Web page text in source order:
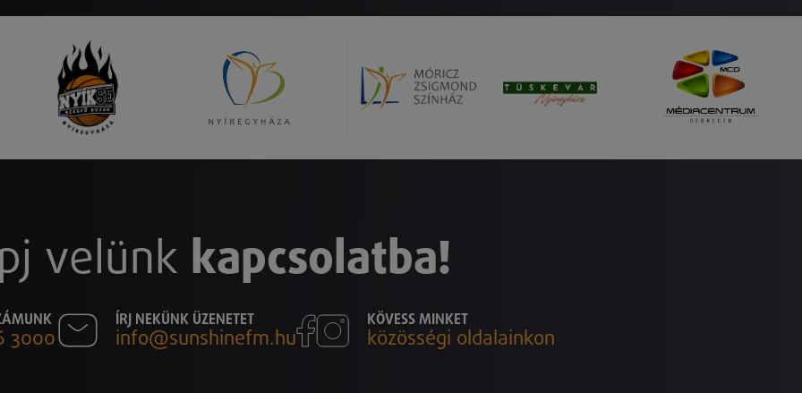
velünk kapcsolatba!
3000
ÍRJ NEKÜNK ÜZENETET
info@sunshinefm.hu
KÖVESS MINKET
közösségi oldalainkon